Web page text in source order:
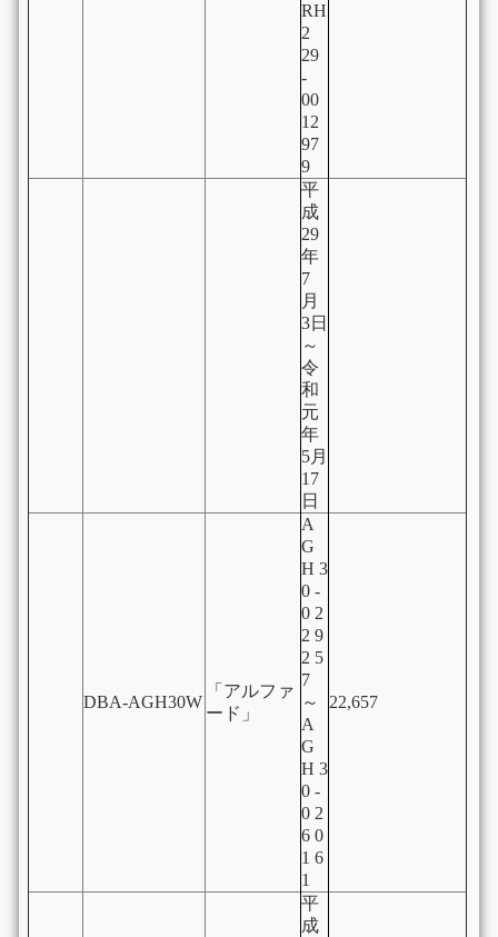
RH
2
29
-
00
12
97
9
平
成
29
年
7
月
3日
～
令
和
元
年
5月
17
日
DBA-AGH30W
「アルファ
ード」
A
G
H 3
0 -
0 2
2 9
2 5
7
～
A
G
H 3
0 -
0 2
6 0
1 6
1
22,657
平
成